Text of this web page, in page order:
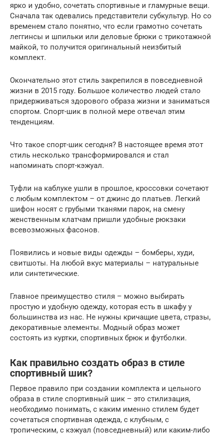
ярко и удобно, сочетать спортивные и гламурные вещи.
Сначала так одевались представители субкультур. Но со
временем стало понятно, что если грамотно сочетать
леггинсы и шпильки или деловые брюки с трикотажной
майкой, то получится оригинальный неизбитый
комплект.
Окончательно этот стиль закрепился в повседневной
жизни в 2015 году. Большое количество людей стало
придерживаться здорового образа жизни и заниматься
спортом. Спорт-шик в полной мере отвечал этим
тенденциям.
Что такое спорт-шик сегодня? В настоящее время этот
стиль несколько трансформировался и стал
напоминать спорт-кэжуал.
Туфли на каблуке ушли в прошлое, кроссовки сочетают
с любым комплектом – от джинс до платьев. Легкий
шифон носят с грубыми тканями парок, на смену
женственным клатчам пришли удобные рюкзаки
всевозможных фасонов.
Появились и новые виды одежды – бомберы, худи,
свитшоты. На любой вкус материалы – натуральные
или синтетические.
Главное преимущество стиля – можно выбирать
простую и удобную одежду, которая есть в шкафу у
большинства из нас. Не нужны кричащие цвета, стразы,
декоративные элементы. Модный образ может
состоять из куртки, спортивных брюк и футболки.
Как правильно создать образ в стиле
спортивный шик?
Первое правило при создании комплекта и цельного
образа в стиле спортивный шик – это стилизация,
необходимо понимать, с каким именно стилем будет
сочетаться спортивная одежда, с клубным, с
тропическим, с кэжуал (повседневный) или каким-либо